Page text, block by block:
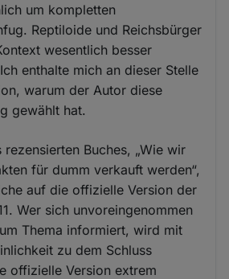
um kompletten
Reptiloide und Reichsbürger
wesentlich besser
enthalte mich an dieser Stelle
warum der Autor diese
gewählt hat.
Buches, „Wie wir
für dumm verkauft werden“,
auf die offizielle Version der
Wer sich unvoreingenommen
Thema informiert, wird mit
zu dem Schluss
offizielle Version extrem